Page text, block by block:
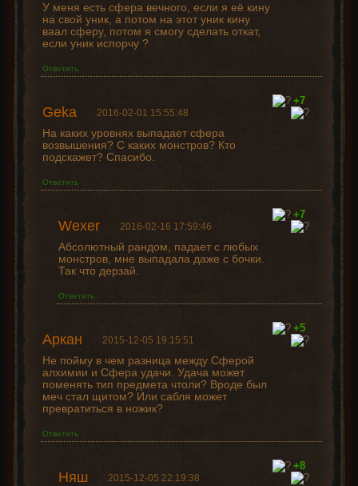
У меня есть сфера вечного, если я её кину
на свой уник, а потом на этот уник кину
ваал сферу, потом я смогу сделать откат,
если уник испорчу ?
Ответить
Geka 2016-02-01 15:55:48
На каких уровнях выпадает сфера
возвышения? С каких монстров? Кто
подскажет? Спасибо.
Ответить
+7
Wexer 2016-02-16 17:59:46
Абсолютный рандом, падает с любых
монстров, мне выпадала даже с бочки.
Так что дерзай.
Ответить
+7
Аркан 2015-12-05 19:15:51
Не пойму в чем разница между Сферой
алхимии и Сфера удачи. Удача может
поменять тип предмета чтоли? Вроде был
меч стал щитом? Или сабля может
превратиться в ножик?
Ответить
+5
Няш 2015-12-05 22:19:38
+8